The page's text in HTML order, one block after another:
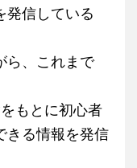
発信している
ら、これまで
もとに初心者
きる情報を発信